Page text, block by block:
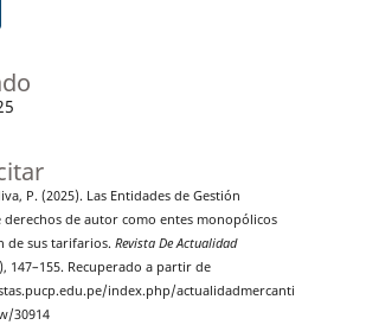
P. (2025). Las Entidades de Gestión
derechos de autor como entes monopólicos
de sus tarifarios. Revista De Actualidad
147–155. Recuperado a partir de
index.php/actualidadmercanti
30914